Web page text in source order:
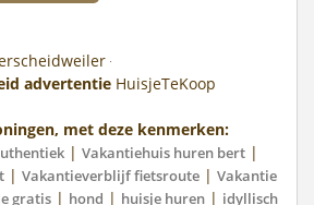
advertentie HuisjeTeKoop
met deze kenmerken:
| Vakantiehuis huren bert |
| Vakantieverblijf fietsroute | Vakantie
gratis | hond | huisje huren | idyllisch